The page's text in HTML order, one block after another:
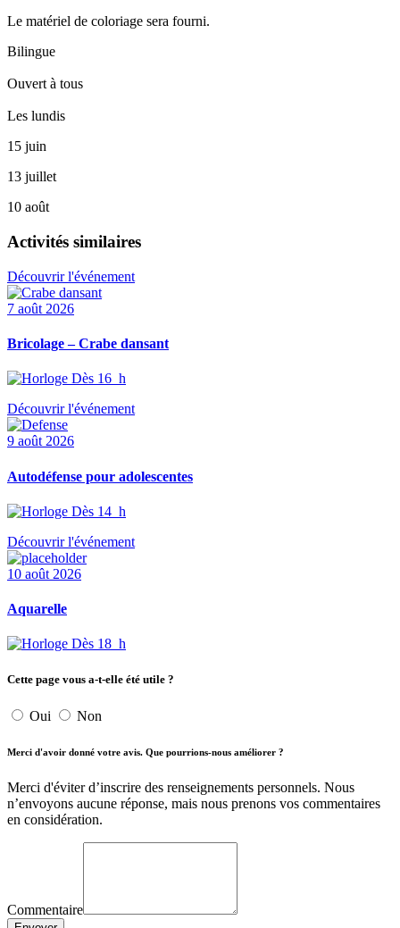
Le matériel de coloriage sera fourni.
Bilingue
Ouvert à tous
Les lundis
15 juin
13 juillet
10 août
Activités similaires
Découvrir l'événement
7 août 2026
Bricolage – Crabe dansant
Dès 16 h
Découvrir l'événement
9 août 2026
Autodéfense pour adolescentes
Dès 14 h
Découvrir l'événement
10 août 2026
Aquarelle
Dès 18 h
Cette page vous a-t-elle été utile ?
Oui Non
Merci d'avoir donné votre avis. Que pourrions-nous améliorer ?
Merci d'éviter d’inscrire des renseignements personnels. Nous
n’envoyons aucune réponse, mais nous prenons vos commentaires
en considération.
Commentaire